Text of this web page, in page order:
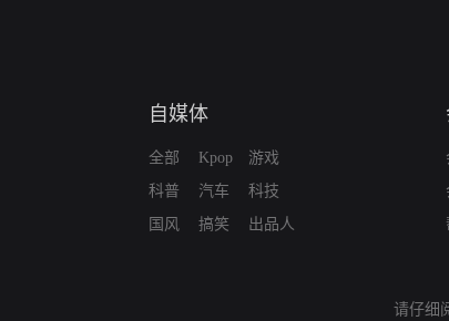
自媒体
全部
科普
国风
Kpop
汽车
搞笑
游戏
科技
出品人
请仔细